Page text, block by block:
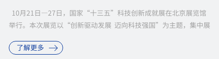
10月21日—27日，国家“十三五”科技创新成就展在北京展览馆
举行。本次展览以“创新驱动发展 迈向科技强国”为主题，集中展
了解更多